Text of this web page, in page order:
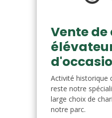
Vente
Activité historique
reste notre
large choix de
notre parc.